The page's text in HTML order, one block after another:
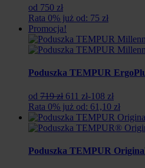
od 750 zł
Rata 0% już od: 75 zł
Promocja!
Poduszka TEMPUR
od 719 zł Pierwotna
cena
wynosiła:
719
611 złAktualna
cena
wynosi:
611
-108 zł
Rata 0% już od: 61,10 zł
Poduszka TEMPUR